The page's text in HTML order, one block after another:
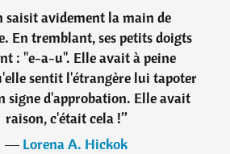
saisit avidement la main de
En tremblant, ses petits doigts
: "e-a-u". Elle avait à peine
sentit l'étrangère lui tapoter
signe d'approbation. Elle avait
raison, c'était cela !”
―Lorena A. Hickok